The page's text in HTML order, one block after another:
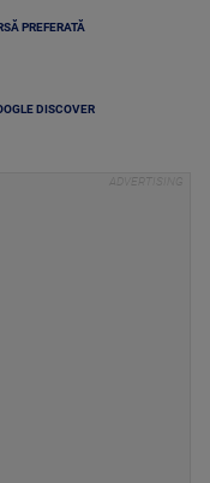
PREFERATĂ
DISCOVER